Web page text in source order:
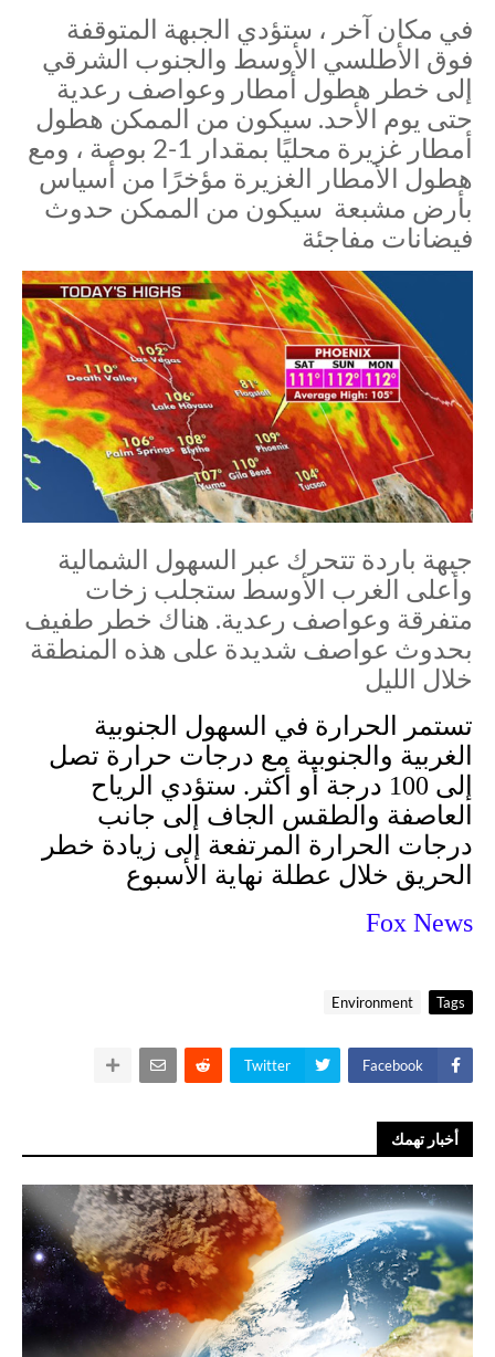
في مكان آخر ، ستؤدي الجبهة المتوقفة
فوق الأطلسي الأوسط والجنوب الشرقي
إلى خطر هطول أمطار وعواصف رعدية
حتى يوم الأحد. سيكون من الممكن هطول
أمطار غزيرة محليًا بمقدار 1-2 بوصة ، ومع
هطول الأمطار الغزيرة مؤخرًا من أسياس
بأرض مشبعة سيكون من الممكن حدوث
فيضانات مفاجئة
جبهة باردة تتحرك عبر السهول الشمالية
وأعلى الغرب الأوسط ستجلب زخات
متفرقة وعواصف رعدية. هناك خطر طفيف
بحدوث عواصف شديدة على هذه المنطقة
خلال الليل
تستمر الحرارة في السهول الجنوبية
الغربية والجنوبية مع درجات حرارة تصل
إلى 100
درجة أو أكثر. ستؤدي الرياح
العاصفة والطقس الجاف إلى جانب
درجات الحرارة المرتفعة إلى زيادة خطر
الحريق خلال عطلة نهاية الأسبوع
Fox News
Tags
Environment
Facebook
Twitter
أخبار تهمك